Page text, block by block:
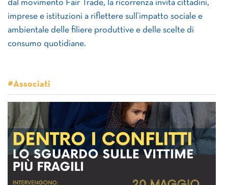
dal movimento Fair Trade, la ricorrenza invita cittadini,
imprese e istituzioni a riflettere sull’impatto sociale e
ambientale delle filiere produttive e delle scelte di
consumo quotidiane.
#Associati